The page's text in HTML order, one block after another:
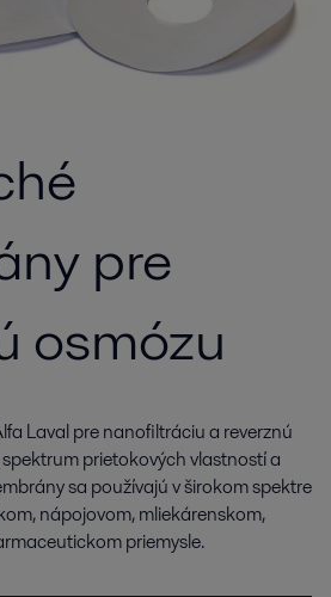
pre
osmózu
Laval pre nanofiltráciu a reverznú
prietokových vlastností a
sa používajú v širokom spektre
nápojovom, mliekárenskom,
priemysle.